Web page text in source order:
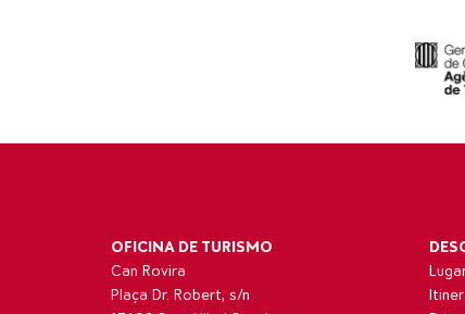
OFICINA DE TURISMO
Can Rovira
Plaça Dr. Robert, s/n